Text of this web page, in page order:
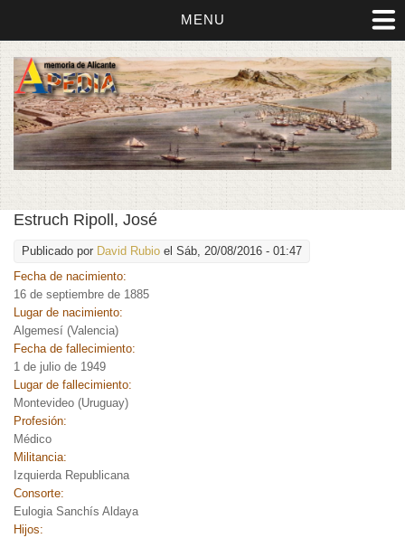
MENU
Estruch Ripoll, José
Publicado por David Rubio el Sáb, 20/08/2016 - 01:47
Fecha de nacimiento:
16 de septiembre de 1885
Lugar de nacimiento:
Algemesí (Valencia)
Fecha de fallecimiento:
1 de julio de 1949
Lugar de fallecimiento:
Montevideo (Uruguay)
Profesión:
Médico
Militancia:
Izquierda Republicana
Consorte:
Eulogia Sanchís Aldaya
Hijos: